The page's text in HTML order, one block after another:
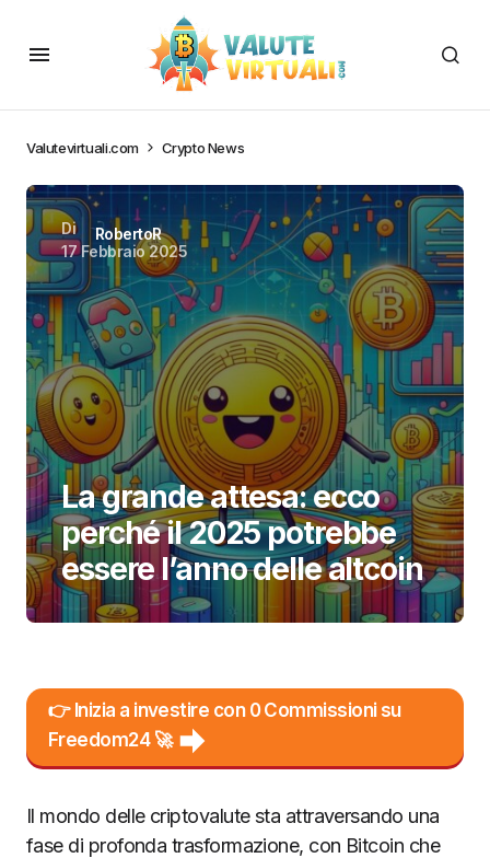
Valutevirtuali.com Crypto News
Di
RobertoR
17 Febbraio 2025
La grande attesa: ecco
perché il 2025 potrebbe
essere l’anno delle altcoin
👉 Inizia a investire con 0 Commissioni su
Freedom24 🚀
Il mondo delle criptovalute sta attraversando una
fase di profonda trasformazione, con Bitcoin che